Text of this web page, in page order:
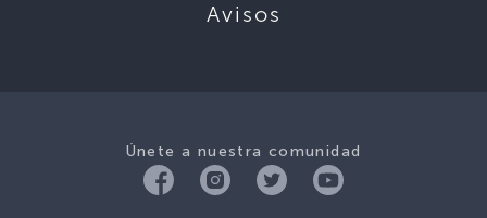
Avisos
Únete a nuestra comunidad